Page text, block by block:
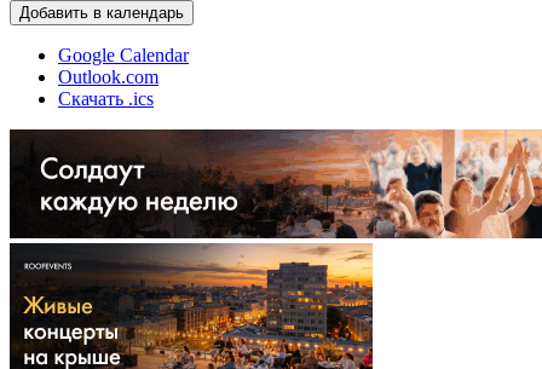
Добавить в календарь
Google Calendar
Outlook.com
Скачать .ics